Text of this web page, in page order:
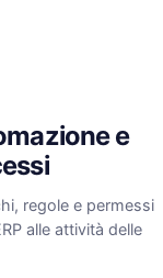
e
regole e permessi
alle attività delle